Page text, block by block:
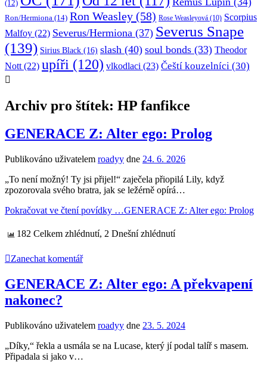
(12)
Ron/Hermiona (14) Ron Weasley (58) Rose Weasleyová (10) Scorpius
Malfoy (22) Severus/Hermiona (37) Severus Snape
(139) Sirius Black (16) slash (40) soul bonds (33) Theodor
Nott (22) upíři (120) vlkodlaci (23) Čeští kouzelníci (30)
Archiv pro štítek: HP fanfikce
GENERACE Z: Alter ego: Prolog
Publikováno uživatelem roadyy dne 24. 6. 2026
„To není možný! Ty jsi přijel!“ zaječela přiopilá Lily, když
zpozorovala svého bratra, jak se ležérně opírá…
Pokračovat ve čtení povídky …GENERACE Z: Alter ego: Prolog
182 Celkem zhlédnutí, 2 Dnešní zhlédnutí
Zanechat komentář
GENERACE Z: Alter ego: A překvapení
nakonec?
Publikováno uživatelem roadyy dne 23. 5. 2024
„Díky,“ řekla a usmála se na Lucase, který jí podal talíř s masem.
Připadala si jako v…